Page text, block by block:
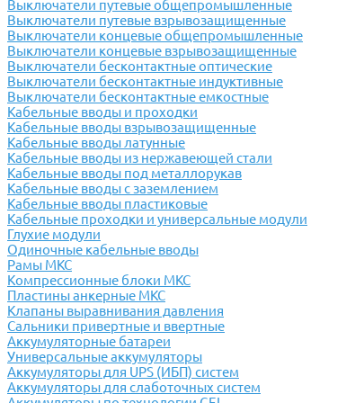
Выключатели путевые общепромышленные
Выключатели путевые взрывозащищенные
Выключатели концевые общепромышленные
Выключатели концевые взрывозащищенные
Выключатели бесконтактные оптические
Выключатели бесконтактные индуктивные
Выключатели бесконтактные емкостные
Кабельные вводы и проходки
Кабельные вводы взрывозащищенные
Кабельные вводы латунные
Кабельные вводы из нержавеющей стали
Кабельные вводы под металлорукав
Кабельные вводы с заземлением
Кабельные вводы пластиковые
Кабельные проходки и универсальные модули
Глухие модули
Одиночные кабельные вводы
Рамы МКС
Компрессионные блоки МКС
Пластины анкерные МКС
Клапаны выравнивания давления
Сальники привертные и ввертные
Аккумуляторные батареи
Универсальные аккумуляторы
Аккумуляторы для UPS (ИБП) систем
Аккумуляторы для слаботочных систем